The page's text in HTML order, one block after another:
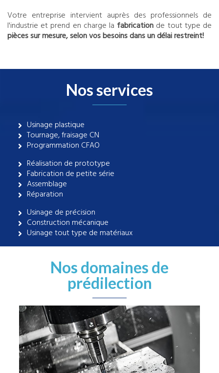
Votre entreprise intervient auprès des professionnels de
l'industrie et prend en charge la fabrication de tout type de
pièces sur mesure, selon vos besoins dans un délai restreint!
Nos services
Usinage plastique
Tournage, fraisage CN
Programmation CFAO
Réalisation de prototype
Fabrication de petite série
Assemblage
Réparation
Usinage de précision
Construction mécanique
Usinage tout type de matériaux
Nos domaines de
prédilection